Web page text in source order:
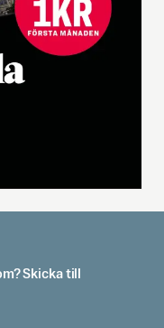
Skicka till